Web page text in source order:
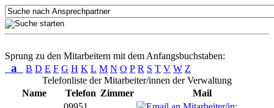
Sprung zu den Mitarbeitern mit dem Anfangsbuchstaben:
a B D E F G H K L M N O P R S T V W Z
Telefonliste der Mitarbeiter/innen der Verwaltung
Name
Telefon Zimmer
Mail